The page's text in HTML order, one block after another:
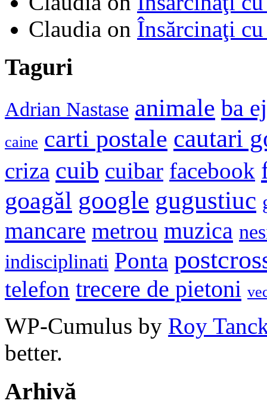
Claudia on Însărcinaţi
Taguri
Adrian Nastase animale ba
caine carti postale cautari
criza cuib cuibar facebook
goagăl google gugustiuc
mancare metrou muzica
indisciplinati Ponta
telefon trecere de pietoni
WP-Cumulus by Roy
better.
Arhivă